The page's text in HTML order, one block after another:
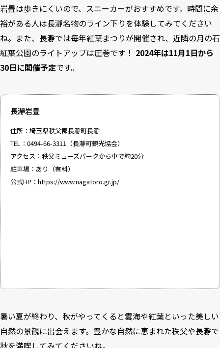
岩畳は歩きにくいので、スニーカーがおすすめです。時間に余
裕がある人は長瀞名物のライン下りを体験してみてください
ね。また、長瀞では毎年紅葉まつりが開催され、近隣の月の石
紅葉公園のライトアップは圧巻です！ 2024年は11月1日から
30日に開催予定です。
長瀞岩畳
住所：埼玉県秩父郡長瀞町長瀞
TEL：0494-66-3311（長瀞町観光協会）
アクセス：秩父ミューズパークから車で約20分
駐車場：あり（有料）
公式HP： https://www.nagatoro.gr.jp/
暑い夏が終わり、秋がやってくると雲海や紅葉といった美しい
自然の景観に出会えます。豊かな自然に恵まれた秩父や長瀞で
秋を満喫してみてくださいね。